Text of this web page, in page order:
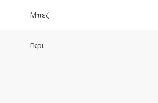
Μπεζ
Γκρι